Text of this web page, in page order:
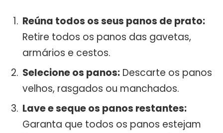
Reúna todos os seus panos de prato:
Retire todos os panos das gavetas,
armários e cestos.
Selecione os panos: Descarte os panos
velhos, rasgados ou manchados.
Lave e seque os panos restantes:
Garanta que todos os panos estejam